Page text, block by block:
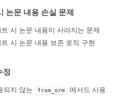
논문 내용 손실 문제
시 논문 내용이 사라지는 문제
시 논문 내용 보존 로직 구현
정
되지 않는 from_orm
메서드 사용